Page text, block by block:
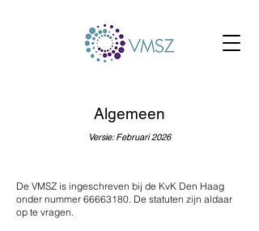
Algemeen
Versie: Februari 2026
De VMSZ is ingeschreven bij de KvK Den Haag
onder nummer 66663180. De statuten zijn aldaar
op te vragen.